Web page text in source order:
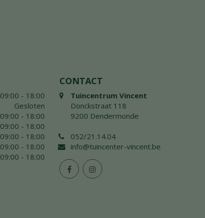
09:00 - 18:00
Gesloten
09:00 - 18:00
09:00 - 18:00
09:00 - 18:00
09:00 - 18:00
09:00 - 18:00
CONTACT
Tuincentrum Vincent
Donckstraat 118
9200 Dendermonde
052/21.14.04
info@tuincenter-vincent.be